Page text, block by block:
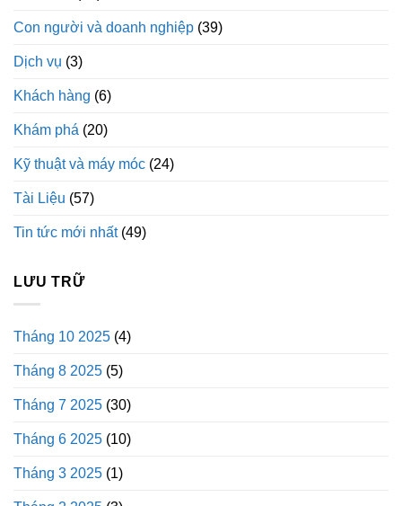
Con người và doanh nghiệp (39)
Dịch vụ (3)
Khách hàng (6)
Khám phá (20)
Kỹ thuật và máy móc (24)
Tài Liệu (57)
Tin tức mới nhất(49)
LƯU TRỮ
Tháng 10 2025 (4)
Tháng 8 2025 (5)
Tháng 7 2025 (30)
Tháng 6 2025 (10)
Tháng 3 2025 (1)